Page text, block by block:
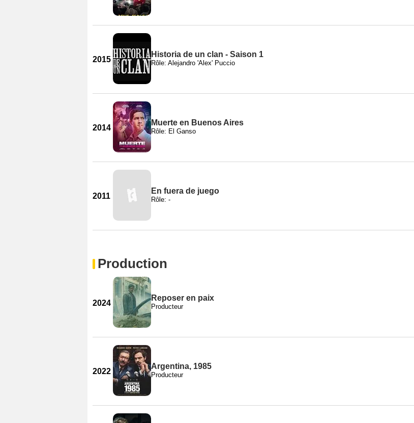
2015
Historia de un clan - Saison 1
Rôle: Alejandro 'Alex' Puccio
2014
Muerte en Buenos Aires
Rôle: El Ganso
2011
En fuera de juego
Rôle: -
Production
2024
Reposer en paix
Producteur
2022
Argentina, 1985
Producteur